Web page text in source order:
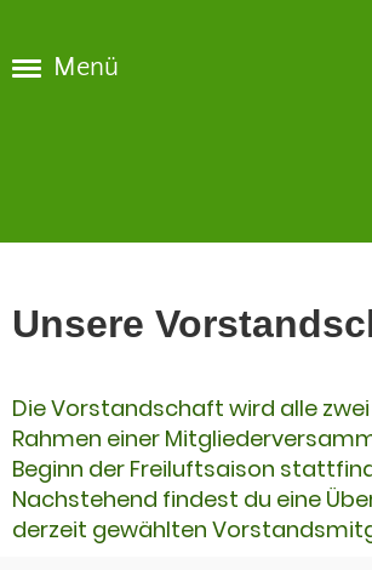
Menü
Unsere
Die Vorstandschaft wird alle
Rahmen einer
Beginn der Freiluftsaison
Nachstehend findest du eine
derzeit gewählten